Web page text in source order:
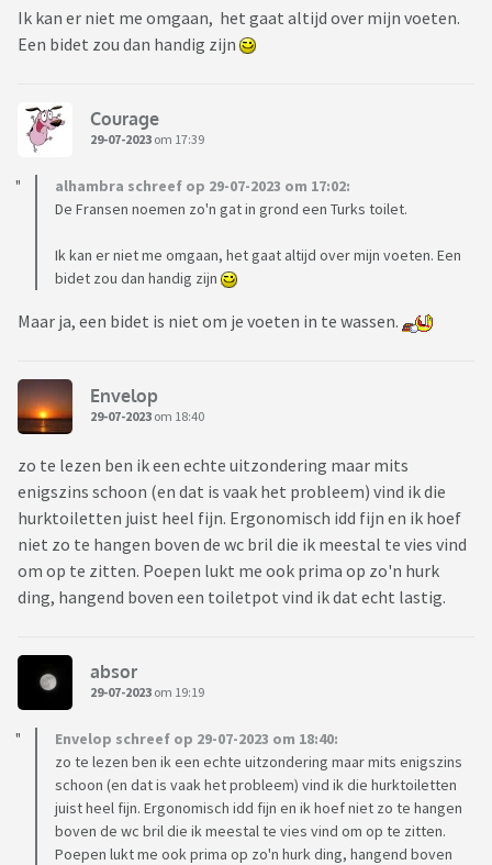
Ik kan er niet me omgaan, het gaat altijd over mijn voeten.
Een bidet zou dan handig zijn
Courage
29-07-2023 om 17:39
alhambra schreef op 29-07-2023 om 17:02:
De Fransen noemen zo'n gat in grond een Turks toilet.
Ik kan er niet me omgaan, het gaat altijd over mijn voeten. Een
bidet zou dan handig zijn
Maar ja, een bidet is niet om je voeten in te wassen.
Envelop
29-07-2023 om 18:40
zo te lezen ben ik een echte uitzondering maar mits
enigszins schoon (en dat is vaak het probleem) vind ik die
hurktoiletten juist heel fijn. Ergonomisch idd fijn en ik hoef
niet zo te hangen boven de wc bril die ik meestal te vies vind
om op te zitten. Poepen lukt me ook prima op zo'n hurk
ding, hangend boven een toiletpot vind ik dat echt lastig.
absor
29-07-2023 om 19:19
Envelop schreef op 29-07-2023 om 18:40:
zo te lezen ben ik een echte uitzondering maar mits enigszins
schoon (en dat is vaak het probleem) vind ik die hurktoiletten
juist heel fijn. Ergonomisch idd fijn en ik hoef niet zo te hangen
boven de wc bril die ik meestal te vies vind om op te zitten.
Poepen lukt me ook prima op zo'n hurk ding, hangend boven